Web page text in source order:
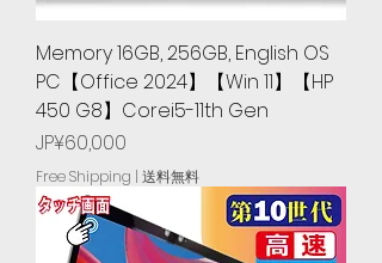
Memory 16GB, 256GB, English OS
PC【Office 2024】【Win 11】【HP
450 G8】Corei5-11th Gen
Price
JP¥60,000
Free Shipping | 送料無料